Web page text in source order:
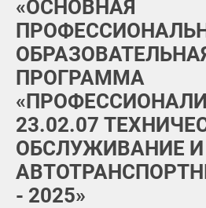
«ОСНОВНАЯ
ПРОГРАММА
23.02.07
ОБСЛУЖИВАНИЕ
- 2025»